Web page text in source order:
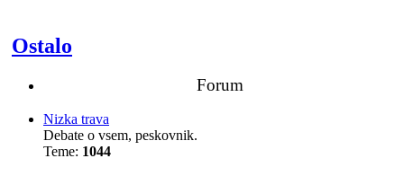
Ostalo
Forum
Nizka trava
Debate o vsem, peskovnik.
Teme: 1044